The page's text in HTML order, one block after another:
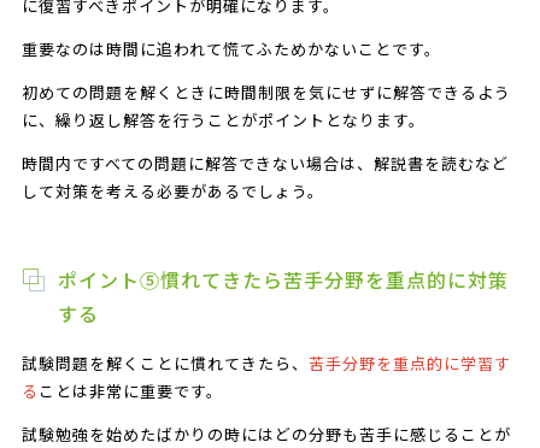
に復習すべきポイントが明確になります。
重要なのは時間に追われて慌てふためかないことです。
初めての問題を解くときに時間制限を気にせずに解答できるよう
に、繰り返し解答を行うことがポイントとなります。
時間内ですべての問題に解答できない場合は、解説書を読むなど
して対策を考える必要があるでしょう。
ポイント⑤慣れてきたら苦手分野を重点的に対策
する
試験問題を解くことに慣れてきたら、 苦手分野を重点的に学習す
る ことは非常に重要です。
試験勉強を始めたばかりの時にはどの分野も苦手に感じることが